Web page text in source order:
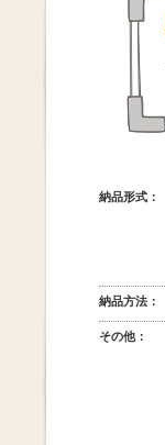
納品形式：
納品方法：
その他：